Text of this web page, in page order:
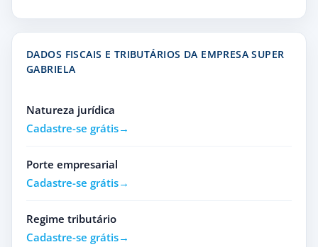
DADOS FISCAIS E TRIBUTÁRIOS DA EMPRESA SUPER
GABRIELA
Natureza jurídica
Cadastre-se grátis
Porte empresarial
Cadastre-se grátis
Regime tributário
Cadastre-se grátis